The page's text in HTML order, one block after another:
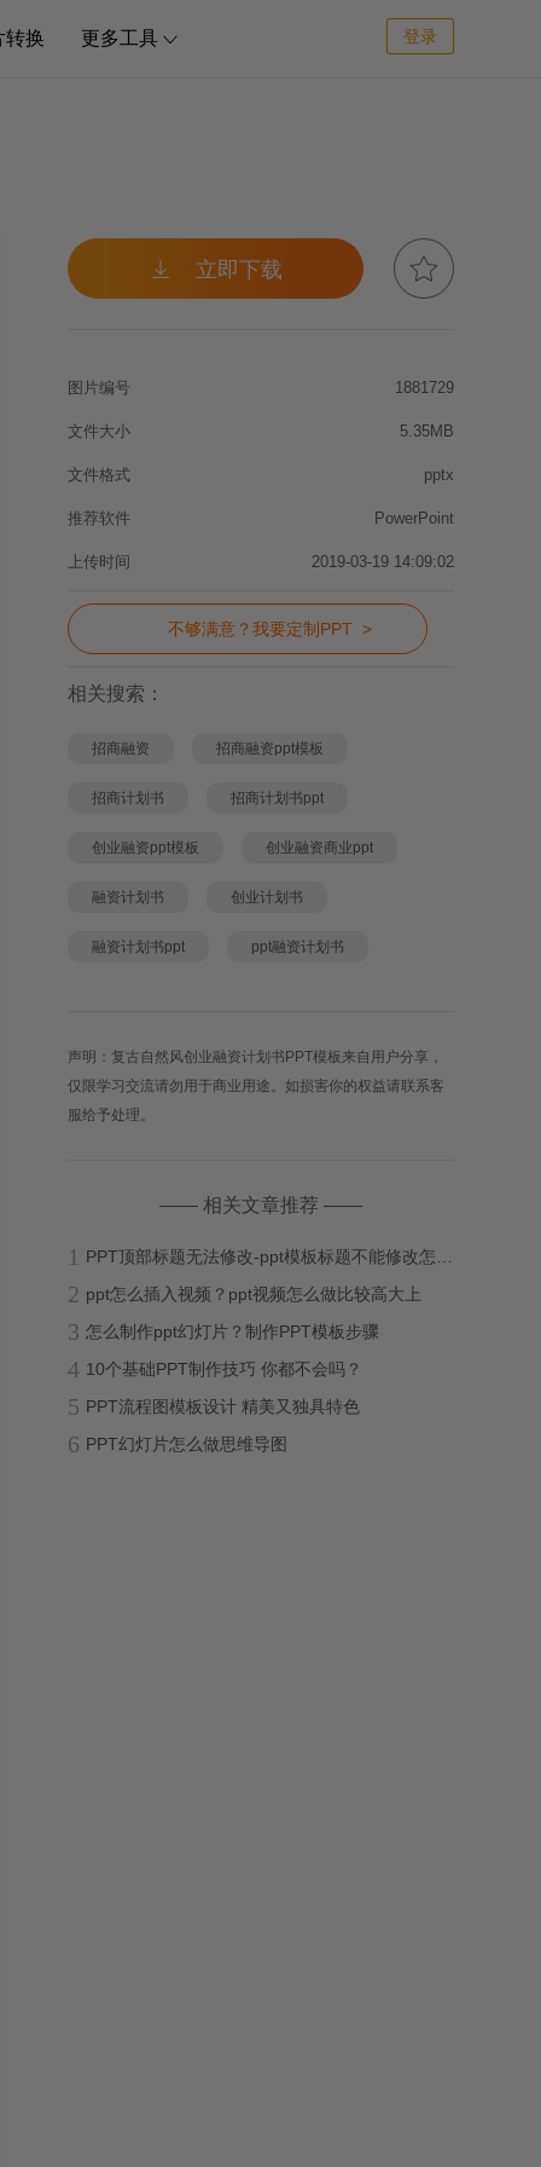
转换 更多工具  登录
 立即下载 
图片编号 1881729
文件大小 5.35MB
文件格式 pptx
推荐软件 PowerPoint
上传时间 2019-03-19 14:09:02
不够满意？我要定制PPT >
相关搜索：
招商融资 招商融资ppt模板
招商计划书 招商计划书ppt
创业融资ppt模板 创业融资商业ppt
融资计划书 创业计划书
融资计划书ppt ppt融资计划书
声明：复古自然风创业融资计划书PPT模板来自用户分享，
仅限学习交流请勿用于商业用途。如损害你的权益请联系客
服给予处理。
—— 相关文章推荐 ——
1 PPT顶部标题无法修改-ppt模板标题不能修改怎么办？
2 ppt怎么插入视频？ppt视频怎么做比较高大上
3 怎么制作ppt幻灯片？制作PPT模板步骤
4 10个基础PPT制作技巧 你都不会吗？
5 PPT流程图模板设计 精美又独具特色
6 PPT幻灯片怎么做思维导图